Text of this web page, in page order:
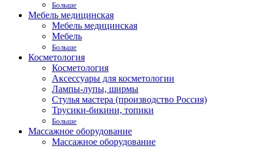
Больше
Мебель медицинская
Мебель медицинская
Мебель
Больше
Косметология
Косметология
Аксессуары для косметологии
Лампы-лупы, ширмы
Стулья мастера (производство Россия)
Трусики-бикини, топики
Больше
Массажное оборудование
Массажное оборудование